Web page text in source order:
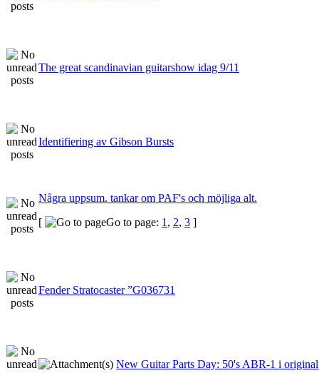
The great scandinavian guitarshow idag 9/11
Identifiering av Gibson Bursts
Några uppsum. tankar om PAF's och möjliga alt.
[
Go to page: 1 , 2, 3 ]
Fender Stratocaster ”G036731
New Guitar Parts Day: 50's ABR-1 i